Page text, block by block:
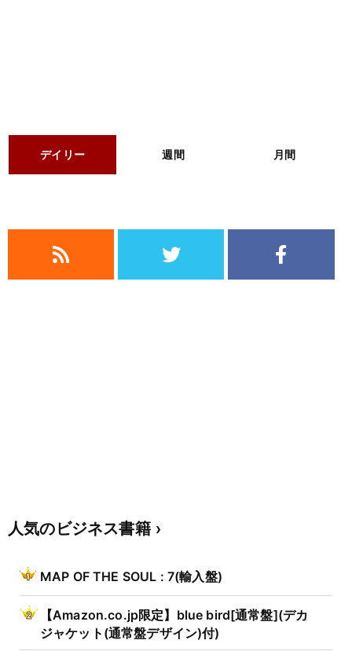
デイリー 週間 月間
人気のビジネス書籍
MAP OF THE SOUL : 7(輸入盤)
【Amazon.co.jp限定】blue bird[通常盤](デカ
ジャケット(通常盤デザイン)付)